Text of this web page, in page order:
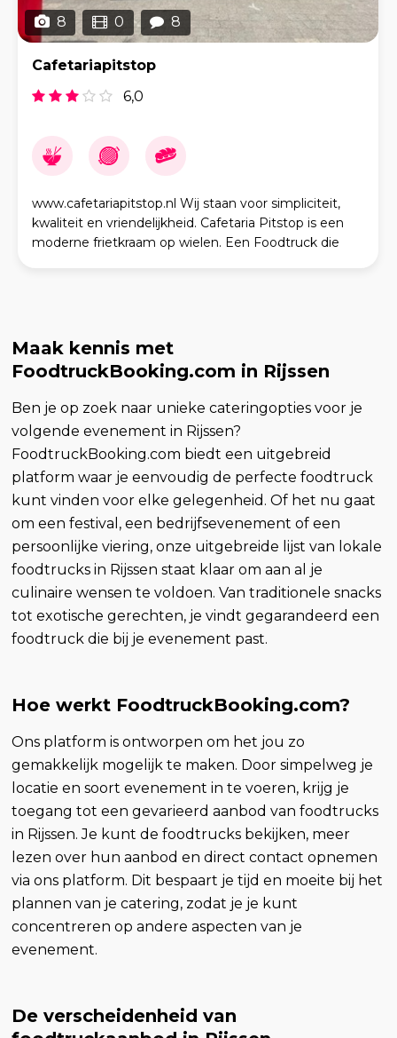
8 0 8
Cafetariapitstop
6,0
www.cafetariapitstop.nl Wij staan voor simpliciteit,
kwaliteit en vriendelijkheid. Cafetaria Pitstop is een
moderne frietkraam op wielen. Een Foodtruck die
Maak kennis met
FoodtruckBooking.com in Rijssen
Ben je op zoek naar unieke cateringopties voor je
volgende evenement in Rijssen?
FoodtruckBooking.com biedt een uitgebreid
platform waar je eenvoudig de perfecte foodtruck
kunt vinden voor elke gelegenheid. Of het nu gaat
om een festival, een bedrijfsevenement of een
persoonlijke viering, onze uitgebreide lijst van lokale
foodtrucks in Rijssen staat klaar om aan al je
culinaire wensen te voldoen. Van traditionele snacks
tot exotische gerechten, je vindt gegarandeerd een
foodtruck die bij je evenement past.
Hoe werkt FoodtruckBooking.com?
Ons platform is ontworpen om het jou zo
gemakkelijk mogelijk te maken. Door simpelweg je
locatie en soort evenement in te voeren, krijg je
toegang tot een gevarieerd aanbod van foodtrucks
in Rijssen. Je kunt de foodtrucks bekijken, meer
lezen over hun aanbod en direct contact opnemen
via ons platform. Dit bespaart je tijd en moeite bij het
plannen van je catering, zodat je je kunt
concentreren op andere aspecten van je
evenement.
De verscheidenheid van